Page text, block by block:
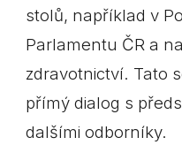
stolů, například v
Parlamentu ČR a
zdravotnictví. Tato
přímý dialog s
dalšími odborníky.